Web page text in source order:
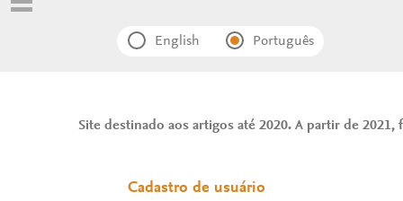
English Português
Site destinado aos artigos até 2020. A partir de
Cadastro de usuário